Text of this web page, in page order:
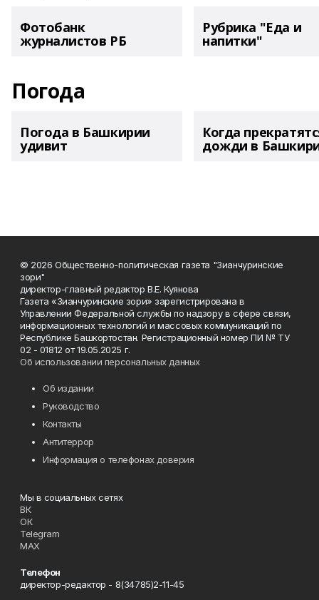
Фотобанк
журналистов РБ
Рубрика "Еда и
напитки"
Погода
Погода в Башкирии
удивит
Когда
дожди в
© 2026 Общественно-политическая газета "Зианчуринские
зори"
директор-главный редактор В.Е. Куянова
Газета «Зианчуринские зори» зарегистрирована в
Управлении Федеральной службы по надзору в сфере связи,
информационных технологий и массовых коммуникаций по
Республике Башкортостан. Регистрационный номер ПИ № ТУ
02 - 01812 от 19.05.2025 г.
Об использовании персональных данных
Об издании
Руководство
Контакты
Антитеррор
Информация о телефонах доверия
Мы в социальных сетях
ВК
ОК
Telegram
MAX
Телефон
директор-редактор - 8(34785)2-11-45